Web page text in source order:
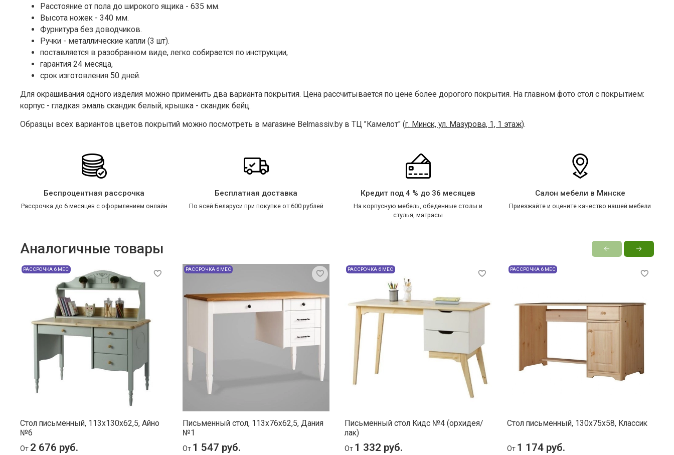
Расстояние от пола до широкого ящика - 635 мм.
Высота ножек - 340 мм.
Фурнитура без доводчиков.
Ручки - металлические капли (3 шт).
поставляется в разобранном виде, легко собирается по инструкции,
гарантия 24 месяца,
срок изготовления 50 дней.
Для окрашивания одного изделия можно применить два варианта покрытия. Цена рассчитывается по цене более дорогого покрытия. На главном фото стол с покрытием:
корпус - гладкая эмаль скандик белый, крышка - скандик бейц.
Образцы всех вариантов цветов покрытий можно посмотреть в магазине Belmassiv.by в ТЦ "Камелот" (г. Минск, ул. Мазурова, 1, 1 этаж).
Беспроцентная рассрочка
Рассрочка до 6 месяцев с оформлением онлайн
Бесплатная доставка
По всей Беларуси при покупке от 600 рублей
Кредит под 4 % до 36 месяцев
На корпусную мебель, обеденные столы и
стулья, матрасы
Салон мебели в Минске
Приезжайте и оцените качество нашей мебели
Аналогичные товары
РАССРОЧКА 6 МЕС
Стол письменный, 113x130x62,5, Айно
№6
От 2 676 руб.
РАССРОЧКА 6 МЕС
Письменный стол, 113x76x62,5, Дания
№1
От 1 547 руб.
РАССРОЧКА 6 МЕС
Письменный стол Кидс №4 (орхидея/
лак)
От 1 332 руб.
РАССРОЧКА 6 МЕС
Стол письменный, 130x75x58, Классик
От 1 174 руб.